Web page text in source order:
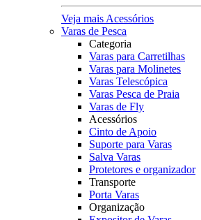
Veja mais Acessórios
Varas de Pesca
Categoria
Varas para Carretilhas
Varas para Molinetes
Varas Telescópica
Varas Pesca de Praia
Varas de Fly
Acessórios
Cinto de Apoio
Suporte para Varas
Salva Varas
Protetores e organizador
Transporte
Porta Varas
Organização